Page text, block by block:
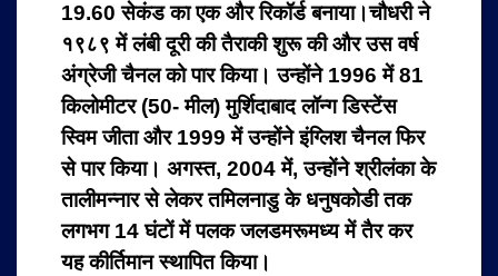
19.60 सेकंड का एक और रिकॉर्ड बनाया।चौधरी ने
१९८९ में लंबी दूरी की तैराकी शुरू की और उस वर्ष
अंग्रेजी चैनल को पार किया। उन्होंने 1996 में 81
किलोमीटर (50- मील) मुर्शिदाबाद लॉन्ग डिस्टेंस
स्विम जीता और 1999 में उन्होंने इंग्लिश चैनल फिर
से पार किया। अगस्त, 2004 में, उन्होंने श्रीलंका के
तालीमन्नार से लेकर तमिलनाडु के धनुषकोडी तक
लगभग 14 घंटों में पलक जलडमरूमध्य में तैर कर
यह कीर्तिमान स्थापित किया।